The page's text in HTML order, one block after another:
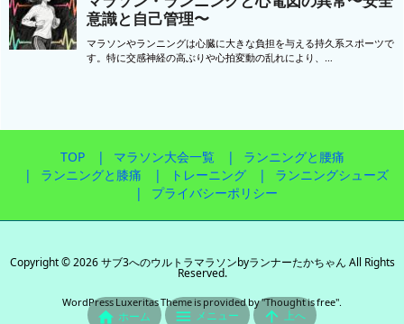
TOP マラソン大会一覧
ランニングと腰痛
ランニングと膝痛
トレーニング
ランニングシューズ
プライバシーポリシー
Copyright ©2026 サブ3へのウルトラマラソンbyランナーたかちゃん All Rights
Reserved.
WordPress Luxeritas Theme is provided by "Thought is free".
 ホーム  メニュー  上へ